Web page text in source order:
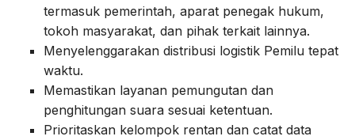
termasuk pemerintah, aparat penegak hukum,
tokoh masyarakat, dan pihak terkait lainnya.
Menyelenggarakan distribusi logistik Pemilu tepat
waktu.
Memastikan layanan pemungutan dan
penghitungan suara sesuai ketentuan.
Prioritaskan kelompok rentan dan catat data